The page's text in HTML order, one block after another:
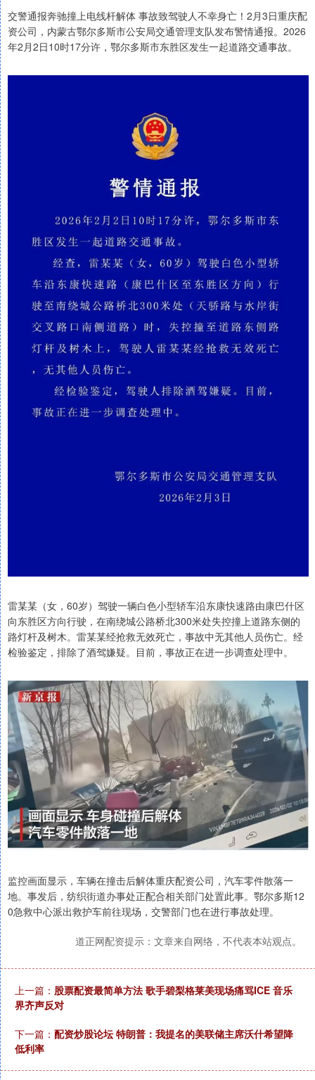
交警通报奔驰撞上电线杆解体 事故致驾驶人不幸身亡！2月3日重庆配
资公司，内蒙古鄂尔多斯市公安局交通管理支队发布警情通报。2026
年2月2日10时17分许，鄂尔多斯市东胜区发生一起道路交通事故。
雷某某（女，60岁）驾驶一辆白色小型轿车沿东康快速路由康巴什区
向东胜区方向行驶，在南绕城公路桥北300米处失控撞上道路东侧的
路灯杆及树木。雷某某经抢救无效死亡，事故中无其他人员伤亡。经
检验鉴定，排除了酒驾嫌疑。目前，事故正在进一步调查处理中。
监控画面显示，车辆在撞击后解体重庆配资公司，汽车零件散落一
地。事发后，纺织街道办事处正配合相关部门处置此事。鄂尔多斯12
0急救中心派出救护车前往现场，交警部门也在进行事故处理。
道正网配资提示：文章来自网络，不代表本站观点。
上一篇： 股票配资最简单方法 歌手碧梨格莱美现场痛骂ICE 音乐
界齐声反对
下一篇： 配资炒股论坛 特朗普：我提名的美联储主席沃什希望降
低利率